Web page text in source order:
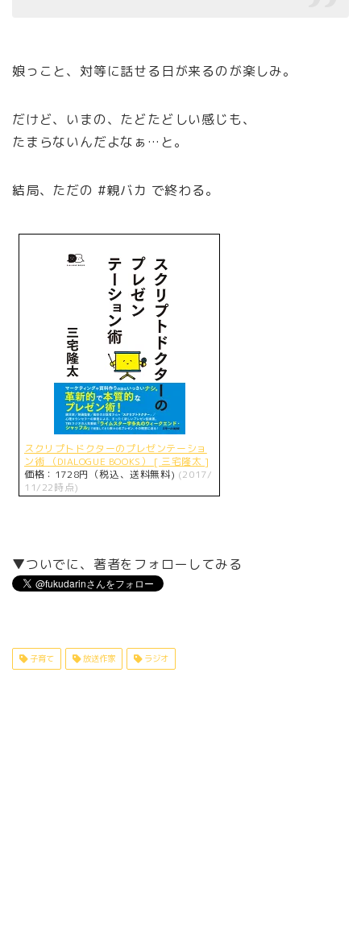
娘っこと、対等に話せる日が来るのが楽しみ。
だけど、いまの、たどたどしい感じも、
たまらないんだよなぁ…と。
結局、ただの #親バカ で終わる。
スクリプトドクターのプレゼンテーショ
ン術 （DIALOGUE BOOKS） [ 三宅隆太 ]
価格：1728円（税込、送料無料) (2017/
11/22時点)
▼ついでに、著者をフォローしてみる
子育て 放送作家 ラジオ